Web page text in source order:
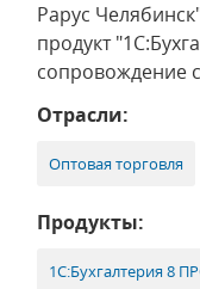
Рарус
продукт
сопровождение
Отрасли:
Оптовая торговля
Продукты:
1С:Бухгалтерия 8